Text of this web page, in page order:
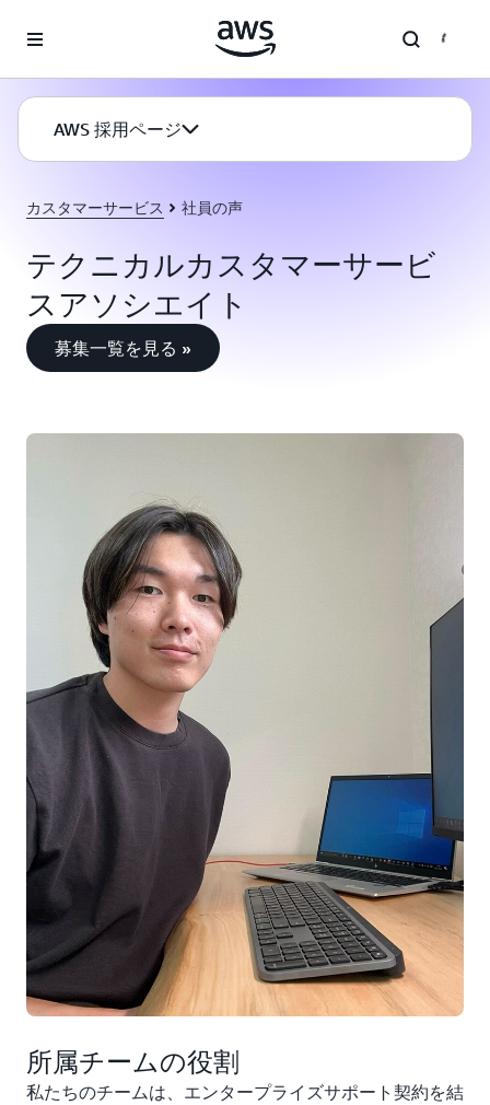
AWS 採用ページ
カスタマーサービス 社員の声
テクニカルカスタマーサービ
スアソシエイト
募集一覧を見る »
所属チームの役割
私たちのチームは、エンタープライズサポート契約を結